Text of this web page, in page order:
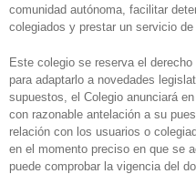
comunidad autónoma, facilitar
colegiados y prestar un servicio
Este colegio se reserva el
para adaptarlo a novedades
supuestos, el Colegio anunciará
con razonable antelación a su
relación con los usuarios o
en el momento preciso en que se
puede comprobar la vigencia del